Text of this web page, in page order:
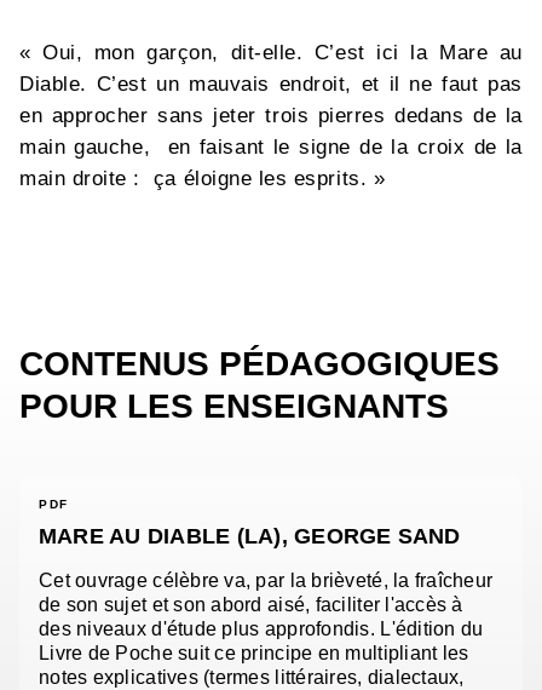
« Oui, mon garçon, dit-elle. C’est ici la Mare au
Diable. C’est un mauvais endroit, et il ne faut pas
en approcher sans jeter trois pierres dedans de la
main gauche, en faisant le signe de la croix de la
main droite : ça éloigne les esprits. »
CONTENUS PÉDAGOGIQUES
POUR LES ENSEIGNANTS
PDF
MARE AU DIABLE (LA), GEORGE SAND
Cet ouvrage célèbre va, par la brièveté, la fraîcheur
de son sujet et son abord aisé, faciliter l'accès à
des niveaux d'étude plus approfondis. L'édition du
Livre de Poche suit ce principe en multipliant les
notes explicatives (termes littéraires, dialectaux,